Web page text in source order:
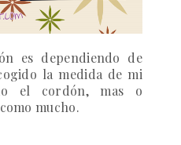
es dependiendo de
la medida de mi
el cordón, mas o
mucho.